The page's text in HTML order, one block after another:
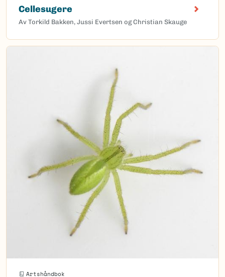
Cellesugere
Av Torkild Bakken, Jussi Evertsen og Christian Skauge
Artshåndbok